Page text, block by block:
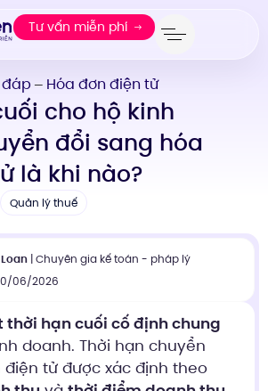
Tư vấn miễn phí
đáp — Hóa đơn điện tử
cho hộ kinh
đổi sang hóa
là khi nào?
Quản lý thuế
| Chuyên gia kế toán - pháp lý
06/2026
thời hạn cuối cố định chung
doanh. Thời hạn chuyển
tử được xác định theo